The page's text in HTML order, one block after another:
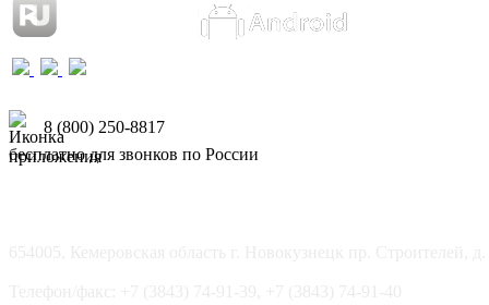
8 (800) 250-8817
бесплатно для звонков по России